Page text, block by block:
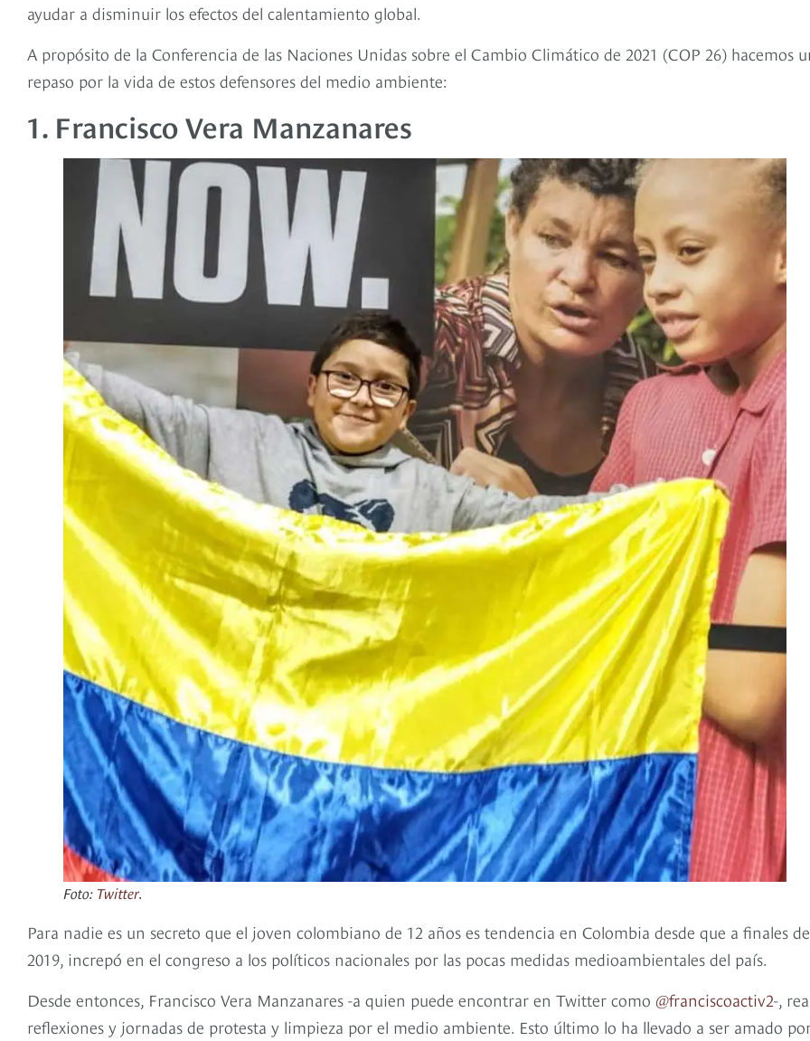
ayudar a disminuir los efectos del calentamiento global.
A propósito de la Conferencia de las Naciones Unidas sobre el Cambio Climático de 2021 (COP 26) hacemos
repaso por la vida de estos defensores del medio ambiente:
1. Francisco Vera Manzanares
Foto: Twitter
Para nadie es un secreto que el joven colombiano de 12 años es tendencia en Colombia desde que a finales de
2019, increpó en el congreso a los políticos nacionales por las pocas medidas medioambientales del país.
Desde entonces, Francisco Vera Manzanares -a quien puede encontrar en Twitter como @franciscoactiv2-,
reflexiones y jornadas de protesta y limpieza por el medio ambiente. Esto último lo ha llevado a ser amado